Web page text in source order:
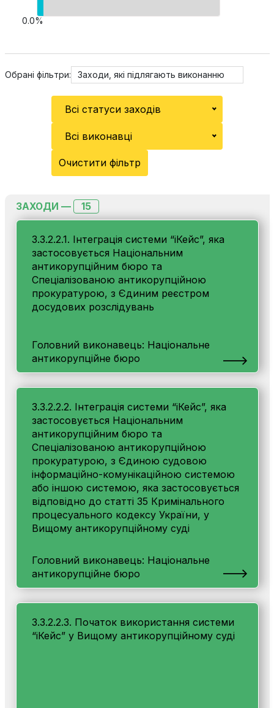
0.0%
Обрані фільтри: Заходи, які підлягають виконанню
Всі статуси заходів
Всі виконавці
Очистити фільтр
ЗАХОДИ — 15
3.3.2.2.1. Інтеграція системи “іКейс”, яка
застосовується Національним
антикорупційним бюро та
Спеціалізованою антикорупційною
прокуратурою, з Єдиним реєстром
досудових розслідувань
Головний виконавець: Національне
антикорупційне бюро
3.3.2.2.2. Інтеграція системи “іКейс”, яка
застосовується Національним
антикорупційним бюро та
Спеціалізованою антикорупційною
прокуратурою, з Єдиною судовою
інформаційно-комунікаційною системою
або іншою системою, яка застосовується
відповідно до статті 35 Кримінального
процесуального кодексу України, у
Вищому антикорупційному суді
Головний виконавець: Національне
антикорупційне бюро
3.3.2.2.3. Початок використання системи
“іКейс” у Вищому антикорупційному суді